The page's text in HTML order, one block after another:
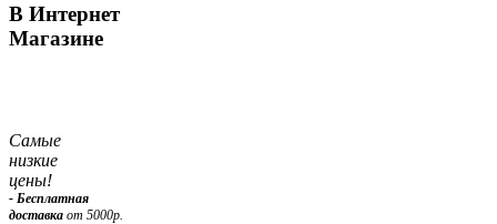
В Интернет
Магазине
Самые
низкие
цены!
- Бесплатная
доставка от 5000р.